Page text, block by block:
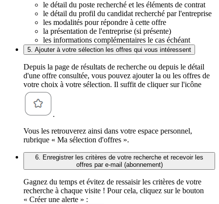
le détail du poste recherché et les éléments de contrat
le détail du profil du candidat recherché par l'entreprise
les modalités pour répondre à cette offre
la présentation de l'entreprise (si présente)
les informations complémentaires le cas échéant
5. Ajouter à votre sélection les offres qui vous intéressent
Depuis la page de résultats de recherche ou depuis le détail
d'une offre consultée, vous pouvez ajouter la ou les offres de
votre choix à votre sélection. Il suffit de cliquer sur l'icône
.
Vous les retrouverez ainsi dans votre espace personnel,
rubrique « Ma sélection d'offres ».
6. Enregistrer les critères de votre recherche et recevoir les
offres par e-mail (abonnement)
Gagnez du temps et évitez de ressaisir les critères de votre
recherche à chaque visite ! Pour cela, cliquez sur le bouton
« Créer une alerte » :